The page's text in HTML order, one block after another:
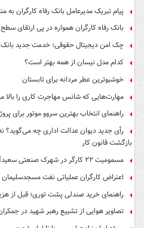
پیام تبریک مدیرعامل بانک رفاه کارگران به
بانک رفاه کارگران همواره در پی ارتقای
چک امن دیجیتال حقوقی؛ خدمت جدید بانک
کدام مدل نیسان از همه بهتر است؟
خوشبوترین عطر مردانه برای تابستان
مهارت‌هایی که شانس مهاجرت کاری را بالا
راهنمای انتخاب بهترین سروو موتور برای
رأی جدید دیوان عدالت اداری چه می‌گوید؟
بازگشت قانون کار
مسمومیت ۲۲ کارگر در شهرک صنعتی سعیدآباد گلپایگان بر اثر نشت گاز کلر
اعتراض کارگران عملیاتی نفت
راهنمای خرید صندلی پشت توری؛ قبل از
تصاویر هوایی از تشییع رهبر شهید در